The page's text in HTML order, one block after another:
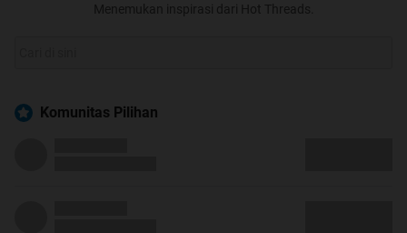
Menemukan inspirasi dari Hot Threads.
Komunitas Pilihan